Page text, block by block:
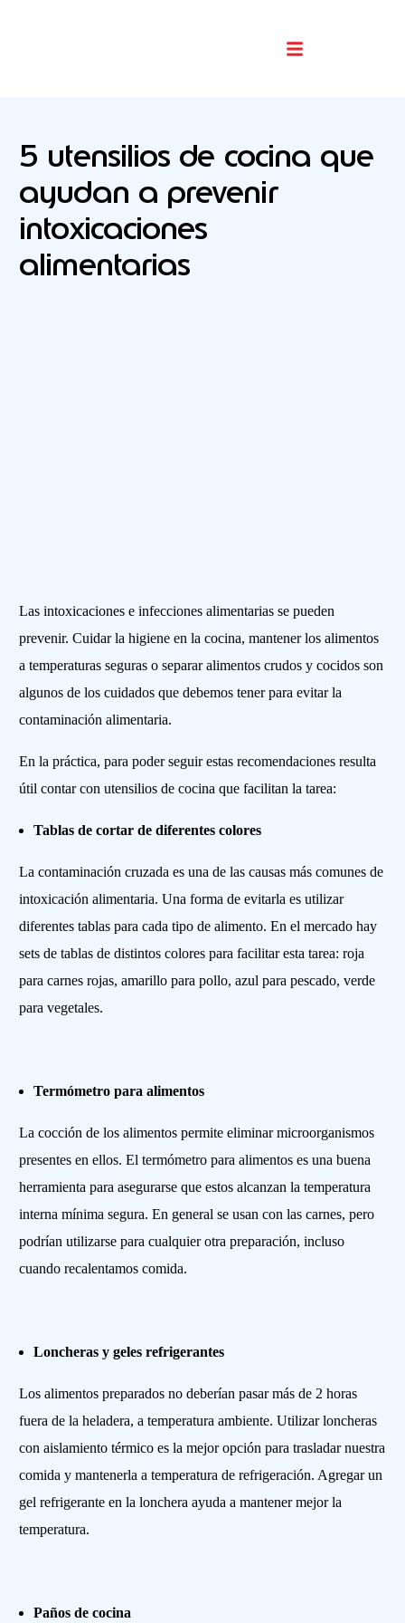
5 utensilios de cocina que
ayudan a prevenir
intoxicaciones
alimentarias
Las intoxicaciones e infecciones alimentarias se pueden
prevenir. Cuidar la higiene en la cocina, mantener los alimentos
a temperaturas seguras o separar alimentos crudos y cocidos son
algunos de los cuidados que debemos tener para evitar la
contaminación alimentaria.
En la práctica, para poder seguir estas recomendaciones resulta
útil contar con utensilios de cocina que facilitan la tarea:
Tablas de cortar de diferentes colores
La contaminación cruzada es una de las causas más comunes de
intoxicación alimentaria. Una forma de evitarla es utilizar
diferentes tablas para cada tipo de alimento. En el mercado hay
sets de tablas de distintos colores para facilitar esta tarea: roja
para carnes rojas, amarillo para pollo, azul para pescado, verde
para vegetales.
Termómetro para alimentos
La cocción de los alimentos permite eliminar microorganismos
presentes en ellos. El termómetro para alimentos es una buena
herramienta para asegurarse que estos alcanzan la temperatura
interna mínima segura. En general se usan con las carnes, pero
podrían utilizarse para cualquier otra preparación, incluso
cuando recalentamos comida.
Loncheras y geles refrigerantes
Los alimentos preparados no deberían pasar más de 2 horas
fuera de la heladera, a temperatura ambiente. Utilizar loncheras
con aislamiento térmico es la mejor opción para trasladar nuestra
comida y mantenerla a temperatura de refrigeración. Agregar un
gel refrigerante en la lonchera ayuda a mantener mejor la
temperatura.
Paños de cocina